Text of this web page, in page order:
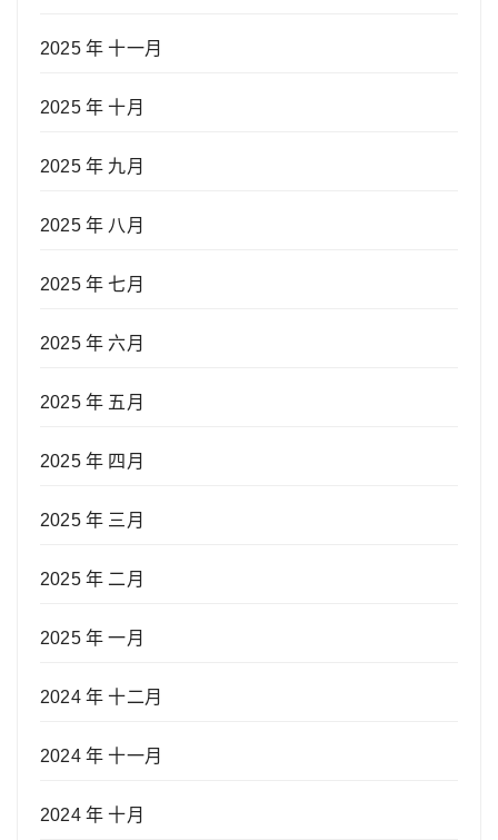
2025 年 十一月
2025 年 十月
2025 年 九月
2025 年 八月
2025 年 七月
2025 年 六月
2025 年 五月
2025 年 四月
2025 年 三月
2025 年 二月
2025 年 一月
2024 年 十二月
2024 年 十一月
2024 年 十月